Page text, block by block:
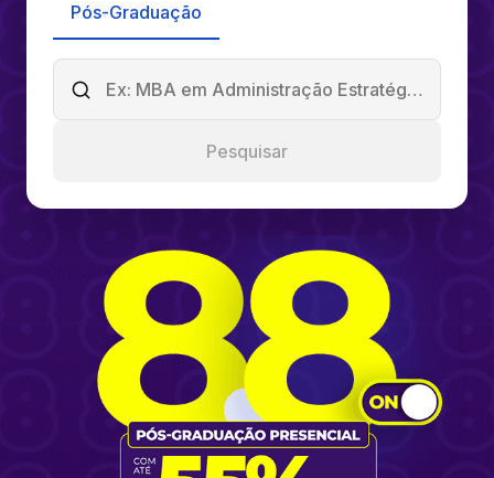
Pós-Graduação
Pesquisar